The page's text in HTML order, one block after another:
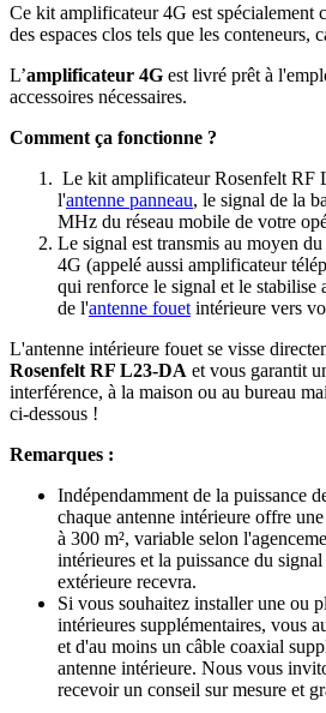
Ce kit amplificateur 4G est spécialement
des espaces clos tels que les conteneurs,
L’amplificateur 4G est livré prêt à
accessoires nécessaires.
Comment ça fonctionne ?
Le kit amplificateur Rosenfelt RF
l'antenne panneau, le signal de la
MHz du réseau mobile de votre
Le signal est transmis au moyen du
4G (appelé aussi amplificateur
qui renforce le signal et le stabilise
de l'antenne fouet intérieure vers
L'antenne intérieure fouet se visse
Rosenfelt RF L23-DA et vous garantit
interférence, à la maison ou au bureau
ci-dessous !
Remarques :
Indépendamment de la puissance
chaque antenne intérieure offre
à 300 m², variable selon
intérieures et la puissance du
extérieure recevra.
Si vous souhaitez installer une ou
intérieures supplémentaires, vous
et d'au moins un câble coaxial
antenne intérieure. Nous vous
recevoir un conseil sur mesure et